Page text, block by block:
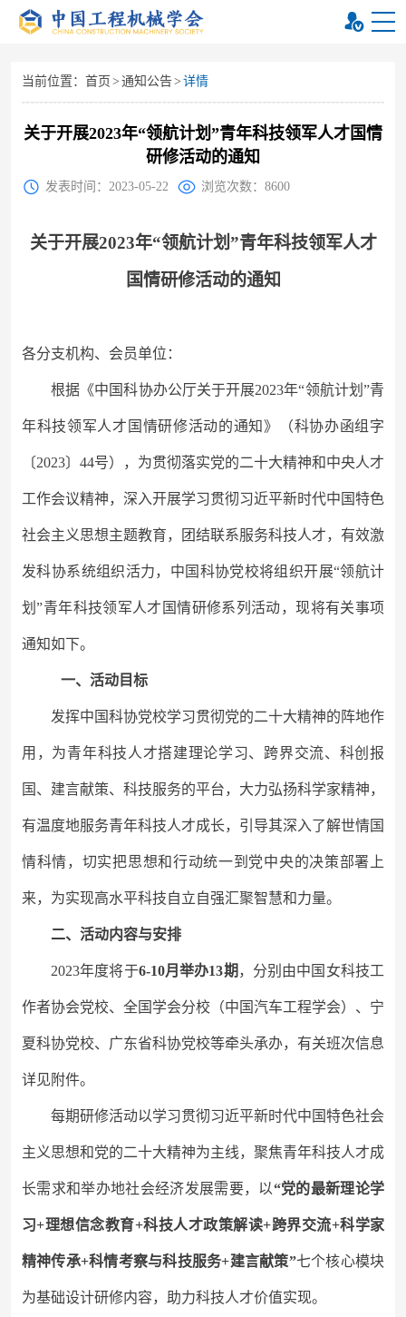
当前位置： 首页 > 通知公告> 详情
关于开展2023年“领航计划”青年科技领军人才国情
研修活动的通知
发表时间：2023-05-22 浏览次数：8600
关于开展2023年“领航计划”青年科技领军人才
国情研修活动的通知
各分支机构、会员单位：
根据《中国科协办公厅关于开展2023年“领航计划”青
年科技领军人才国情研修活动的通知 》（科协办函组字
〔2023〕44号） ， 为贯彻落实党的二十大精神和中央人才
工作会议精神，深入开展学习贯彻习近平新时代中国特色
社会主义思想主题教育，团结联系服务科技人才，有效激
发科协系统组织活力，中国科协党校将组织开展“领航计
划”青年科技领军人才国情研修系列活动，现将有关事项
通知如下。
一、活动目标
发挥中国科协党校学习贯彻党的二十大精神的阵地作
用， 为青年科技人才搭建理论学习、跨界交流、科创报
国、建言献策、科技服务的平台，大力弘扬科学家精神，
有温度地服务青年科技人才成长，引导其深入了解世情国
情科情，切实把思想和行动统一到党中央的决策部署上
来，为实现高水平科技自立自强汇聚智慧和力量。
二、活动内容与安排
2023年度将于6-10月举办13期 ，分别由中国女科技工
作者协会党校、全国学会分校（中国汽车工程学会） 、宁
夏科协党校、广东省科协党校等牵头承办，有关班次信息
详见附件。
每期研修活动以学习贯彻习近平新时代中国特色社会
主义思想和党的二十大精神为主线， 聚焦青年科技人才成
长需求和举办地社会经济发展需要， 以“党的最新理论学
习+理想信念教育+科技人才政策解读+跨界交流+科学家
精神传承+科情考察与科技服务+建言献策”七个核心模块
为基础设计研修内容， 助力科技人才价值实现。